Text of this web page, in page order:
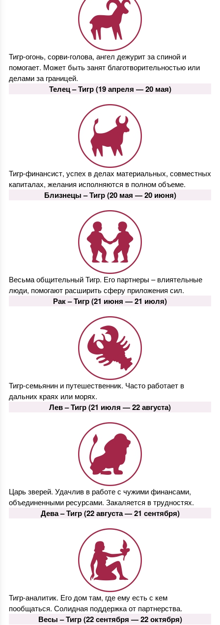
Тигр-огонь, сорви-голова, ангел дежурит за спиной и
помогает. Может быть занят благотворительностью или
делами за границей.
Телец –Тигр(19 апреля — 20 мая)
Тигр-финансист, успех в делах материальных, совместных
капиталах, желания исполняются в полном объеме.
Близнецы –Тигр(20 мая — 20 июня)
Весьма общительный Тигр. Его партнеры – влиятельные
люди, помогают расширить сферу приложения сил.
Рак –Тигр(21 июня — 21 июля)
Тигр-семьянин и путешественник. Часто работает в
дальних краях или морях.
Лев –Тигр(21 июля — 22 августа)
Царь зверей. Удачлив в работе с чужими финансами,
объединенными ресурсами. Закаляется в трудностях.
Дева –Тигр(22 августа — 21 сентября)
Тигр-аналитик. Его дом там, где ему есть с кем
пообщаться. Солидная поддержка от партнерства.
Весы –Тигр(22 сентября — 22 октября)